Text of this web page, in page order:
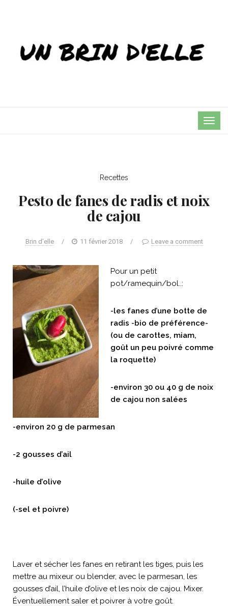
Recettes
Pesto de fanes de radis et noix
de cajou
Brin d'elle / 11 février 2018 / Leave a comment
Pour un petit
pot/ramequin/bol..:
-les fanes d’une botte de
radis -bio de préférence-
(ou de carottes, miam,
goût un peu poivré comme
la roquette)
-environ 30 ou 40 g de noix
de cajou non salées
-environ 20 g de parmesan
-2 gousses d’ail
-huile d’olive
(-sel et poivre)
Laver et sécher les fanes en retirant les tiges, puis les
mettre au mixeur ou blender, avec le parmesan, les
gousses d’ail, l’huile d’olive et les noix de cajou. Mixer.
Éventuellement saler et poivrer à votre goût.